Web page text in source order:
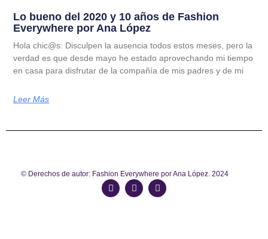
Lo bueno del 2020 y 10 años de Fashion
Everywhere por Ana López
Hola chic@s: Disculpen la ausencia todos estos meses, pero la
verdad es que desde mayo he estado aprovechando mi tiempo
en casa para disfrutar de la compañía de mis padres y de mi
Leer Más
© Derechos de autor: Fashion Everywhere por Ana López. 2024